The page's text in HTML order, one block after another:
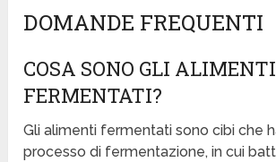
DOMANDE FREQUENTI
COSA SONO GLI ALIMENTI
FERMENTATI?
Gli alimenti fermentati sono cibi che
processo di fermentazione, in cui